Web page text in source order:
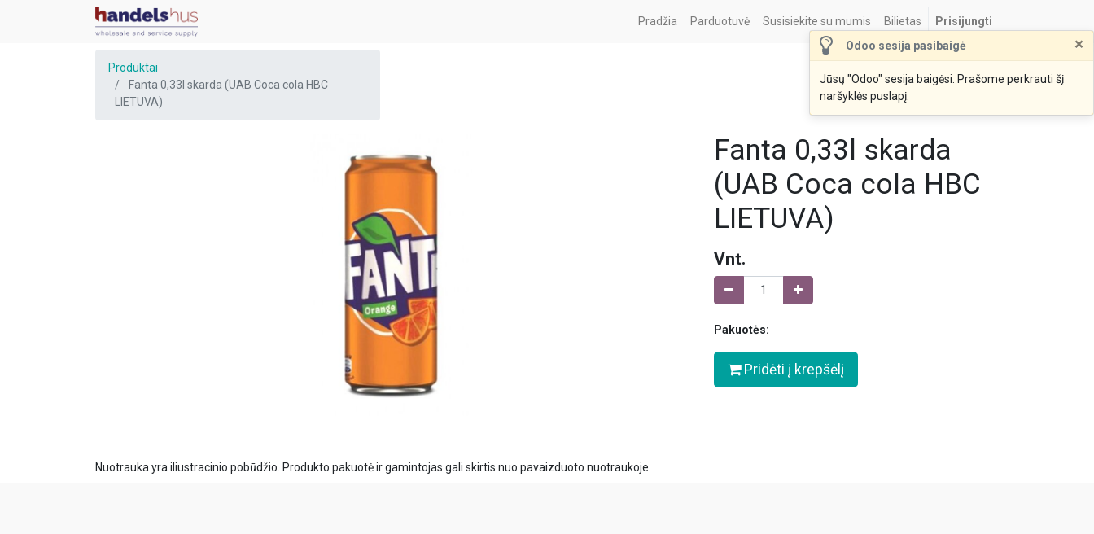
Odoo sesija pasibaigė ×
Jūsų "Odoo" sesija baigėsi. Prašome perkrauti šį
naršyklės puslapį.
Pradžia Parduotuvė Susisiekite su mumis Bilietas Prisijungti
Produktai
Fanta 0,33l skarda (UAB Coca cola HBC
LIETUVA)
Nuotrauka yra iliustracinio pobūdžio. Produkto pakuotė ir gamintojas gali skirtis nuo pavaizduoto nuotraukoje.
Fanta 0,33l skarda
(UAB Coca cola HBC
LIETUVA)
Vnt.
Pakuotės:
Pridėti į krepšėlį